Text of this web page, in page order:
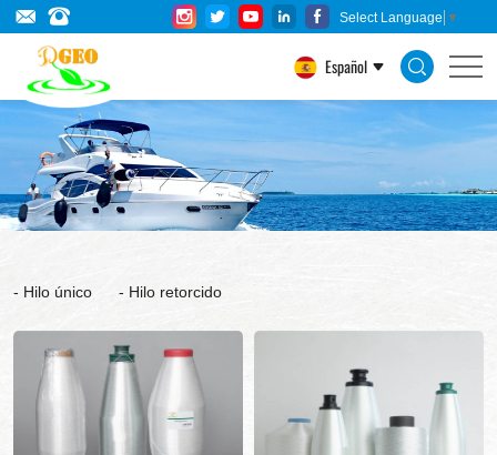
Select Language ▼
Español
Hilo
fibra
de
vidrio
Hilo único Hilo retorcido